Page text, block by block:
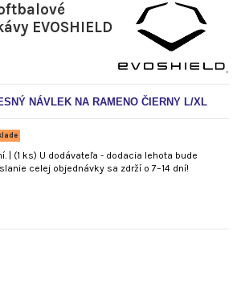
EVOSHIELD
NÁVLEK NA RAMENO ČIERNY L/XL
| (1 ks) U dodávateľa - dodacia lehota bude
celej objednávky sa zdrží o 7–14 dní!